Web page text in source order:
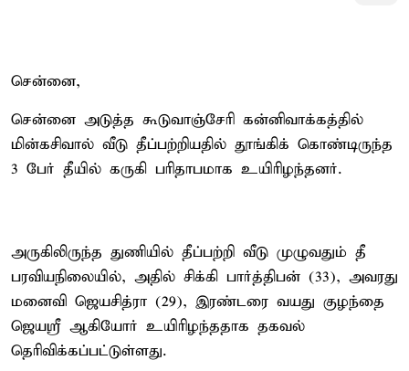
சென்னை,
சென்னை அடுத்த கூடுவாஞ்சேரி கன்னிவாக்கத்தில்
மின்கசிவால் வீடு தீப்பற்றியதில் தூங்கிக் கொண்டிருந்த
3 பேர் தீயில் கருகி பரிதாபமாக உயிரிழந்தனர்.
அருகிலிருந்த துணியில் தீப்பற்றி வீடு முழுவதும் தீ
பரவியநிலையில், அதில் சிக்கி பார்த்திபன் (33), அவரது
மனைவி ஜெயசித்ரா (29), இரண்டரை வயது குழந்தை
ஜெயஸ்ரீ ஆகியோர் உயிரிழந்ததாக தகவல்
தெரிவிக்கப்பட்டுள்ளது.